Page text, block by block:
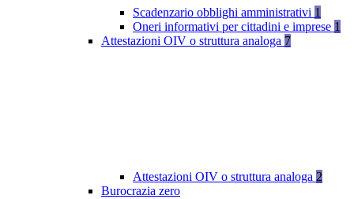
Scadenzario obblighi amministrativi 1
Oneri informativi per cittadini e imprese 1
Attestazioni OIV o struttura analoga 7
Attestazioni OIV o struttura analoga 2
Burocrazia zero